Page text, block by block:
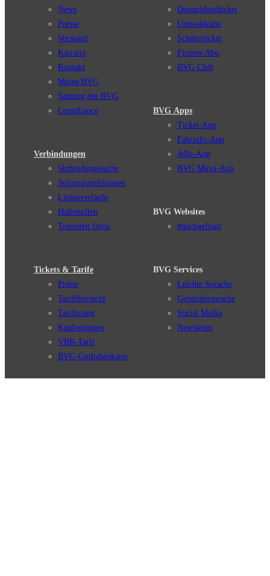
News
Presse
Vorstand
Karriere
Kontakt
Meine BVG
Satzung der BVG
Compliance
Verbindungen
Verbindungssuche
Störungsmeldungen
Linienverläufe
Haltestellen
Touristen Infos
Tickets & Tarife
Preise
Tarifübersicht
Tarifzonen
Kaufoptionen
VBB-Tarif
BVG-Guthabenkarte
Deutschlandticket
Umweltkarte
Schülerticket
Firmen-Abo
BVG Club
BVG Apps
Ticket-App
Fahrinfo-App
Jelbi-App
BVG Muva-App
BVG Websites
#nachgefragt
BVG Services
Leichte Sprache
Gebärdensprache
Social Media
Newsletter